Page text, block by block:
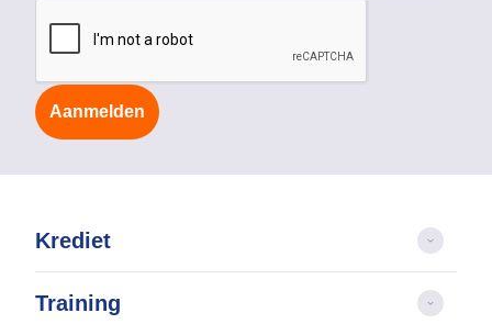
Aanmelden
Krediet
Training